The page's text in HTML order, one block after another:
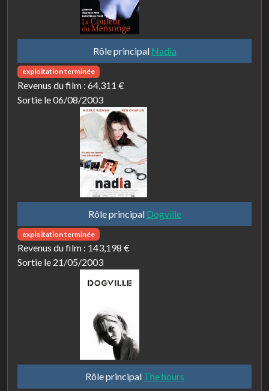
Rôle principal Nadia
exploitation terminée
Revenus du film : 64,311 €
Sortie le 06/08/2003
Rôle principal Dogville
exploitation terminée
Revenus du film : 143,198 €
Sortie le 21/05/2003
Rôle principal The hours